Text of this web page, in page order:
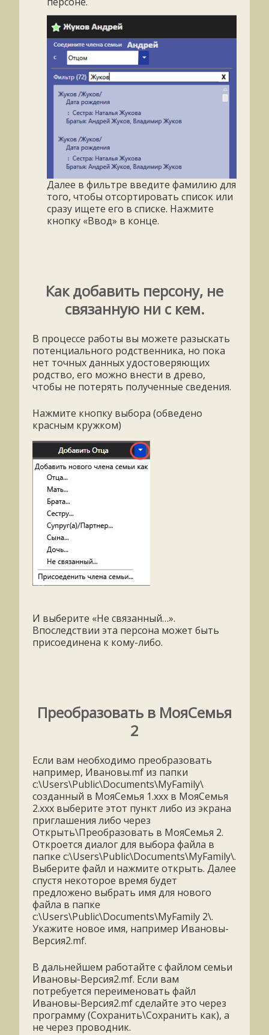
Далее в фильтре введите фамилию для
того, чтобы отсортировать список или
сразу ищете его в списке. Нажмите
кнопку «Ввод» в конце.
Как добавить персону, не
связанную ни с кем.
В процессе работы вы можете разыскать
потенциального родственника, но пока
нет точных данных удостоверяющих
родство, его можно внести в древо,
чтобы не потерять полученные сведения.
Нажмите кнопку выбора (обведено
красным кружком)
И выберите «Не связанный…».
Впоследствии эта персона может быть
присоединена к кому-либо.
Преобразовать в МояСемья
2
Если вам необходимо преобразовать
например, Ивановы.mf из папки
c:\Users\Public\Documents\MyFamily\
созданный в МояСемья 1.ххх в МояСемья
2.ххх выберите этот пункт либо из экрана
приглашения либо через
Открыть\Преобразовать в МояСемья 2.
Откроется диалог для выбора файла в
папке c:\Users\Public\Documents\MyFamily\.
Выберите файл и нажмите открыть. Далее
спустя некоторое время будет
предложено выбрать имя для нового
файла в папке
c:\Users\Public\Documents\MyFamily 2\.
Укажите новое имя, например Ивановы-
Версия2.mf.
В дальнейшем работайте с файлом семьи
Ивановы-Версия2.mf. Если вам
потребуется переименовать файл
Ивановы-Версия2.mf сделайте это через
программу (Сохранить\Сохранить как), а
не через проводник.